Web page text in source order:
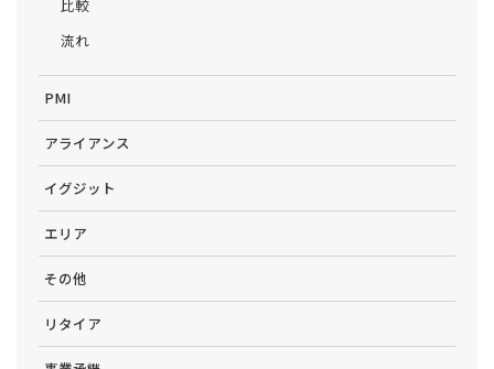
比較
流れ
PMI
アライアンス
イグジット
エリア
その他
リタイア